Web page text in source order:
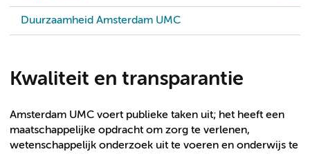
Duurzaamheid Amsterdam UMC
Kwaliteit en transparantie
Amsterdam UMC voert publieke taken uit; het heeft een
maatschappelijke opdracht om zorg te verlenen,
wetenschappelijk onderzoek uit te voeren en onderwijs te